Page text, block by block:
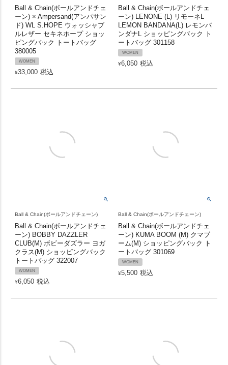
Ball & Chain(ボールアンドチェ
ーン) × Ampersand(アンパサン
ド) WL S.HOPE ウォッシャブ
ルレザー セキネホープ ショッ
ピングバック トートバッグ
380005
WOMEN
¥33,000 税込
Ball & Chain(ボールアンドチェ
ーン) LENONE (L) リモーネL
LEMON BANDANA(L) レモンバ
ンダナL ショッピングバック ト
ートバッグ 301158
WOMEN
¥6,050 税込
Ball & Chain(ボールアンドチェーン)
Ball & Chain(ボールアンドチェ
ーン) BOBBY DAZZLER
CLUB(M) ボビーダズラー ヨガ
クラス(M) ショッピングバック
トートバッグ 322007
WOMEN
¥6,050 税込
Ball & Chain(ボールアンドチェーン)
Ball & Chain(ボールアンドチェ
ーン) KUMA BOOM (M) クマブ
ーム(M) ショッピングバック ト
ートバッグ 301069
WOMEN
¥5,500 税込